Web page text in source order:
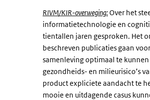
RIVM/KIR-overweging:Over het
informatietechnologie en
tientallen jaren gesproken. Het
beschreven publicaties gaan
samenleving optimaal te
gezondheids- en milieurisico’s
product expliciete aandacht te
mooie en uitdagende casus